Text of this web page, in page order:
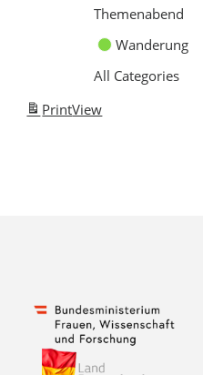
Themenabend
Wanderung
All Categories
PrintView